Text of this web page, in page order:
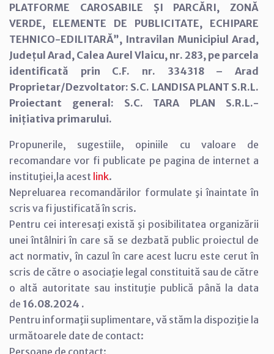
PLATFORME CAROSABILE ȘI PARCĂRI, ZONĂ
VERDE, ELEMENTE DE PUBLICITATE, ECHIPARE
TEHNICO-EDILITARĂ”, Intravilan Municipiul Arad,
Județul Arad, Calea Aurel Vlaicu, nr. 283, pe parcela
identificată prin C.F. nr. 334318 – Arad
Proprietar/Dezvoltator: S.C. LANDISA PLANT S.R.L.
Proiectant general: S.C. TARA PLAN S.R.L.-
inițiativa primarului.
Propunerile, sugestiile, opiniile cu valoare de
recomandare vor fi publicate pe pagina de internet a
instituţiei,la acest link.
Nepreluarea recomandărilor formulate şi înaintate în
scris va fi justificată în scris.
Pentru cei interesaţi există şi posibilitatea organizării
unei întâlniri în care să se dezbată public proiectul de
act normativ, în cazul în care acest lucru este cerut în
scris de către o asociaţie legal constituită sau de către
o altă autoritate sau instituţie publică până la data
de 16.08.2024 .
Pentru informaţii suplimentare, vă stăm la dispoziţie la
următoarele date de contact:
Persoane de contact: